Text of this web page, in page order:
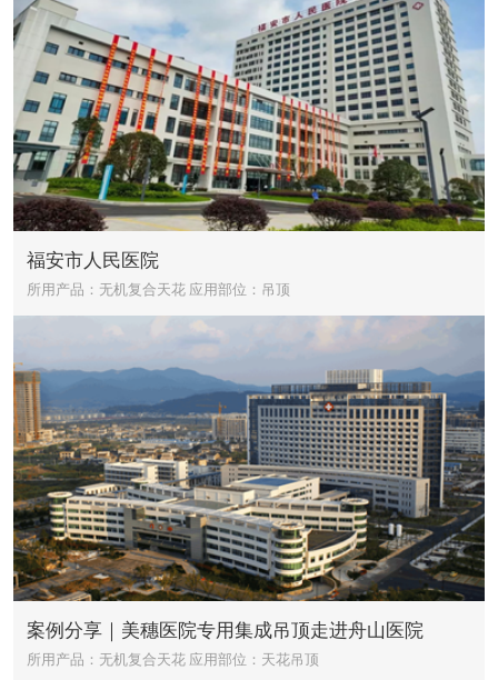
福安市人民医院
所用产品：无机复合天花 应用部位：吊顶
案例分享｜美穗医院专用集成吊顶走进舟山医院
所用产品：无机复合天花 应用部位：天花吊顶